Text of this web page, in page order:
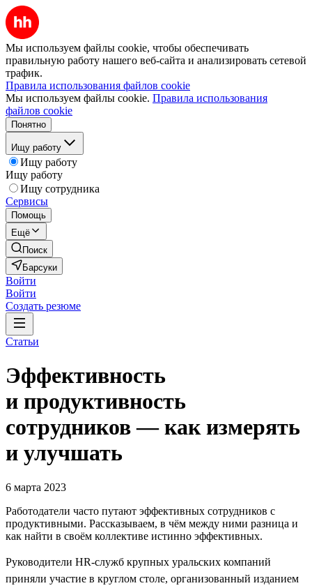
Мы используем файлы cookie, чтобы обеспечивать
правильную работу нашего веб-сайта и анализировать сетевой
трафик.
Правила использования файлов cookie
Мы используем файлы cookie. Правила использования
файлов cookie
Понятно
Ищу работу
Ищу работу
Ищу работу
Ищу сотрудника
Сервисы
Помощь
Ещё
Поиск
Барсуки
Войти
Войти
Создать резюме
Статьи
Эффективность
и продуктивность
сотрудников — как измерять
и улучшать
6 марта 2023
Работодатели часто путают эффективных сотрудников с
продуктивными. Рассказываем, в чём между ними разница и
как найти в своём коллективе истинно эффективных.
Руководители HR-служб крупных уральских компаний
приняли участие в круглом столе, организованный изданием